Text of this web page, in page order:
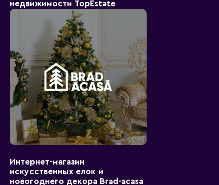
недвижимости TopEstate
Интернет-магазин
искусственных елок и
новогоднего декора Brad-acasa